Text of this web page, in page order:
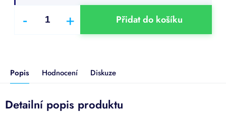
Přidat do košíku
Popis Hodnocení Diskuze
Detailní popis produktu